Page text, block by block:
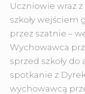
Uczniowie wraz
szkoły wejściem
przez szatnie –
Wychowawca
sprzed szkoły
spotkanie z
wychowawcą